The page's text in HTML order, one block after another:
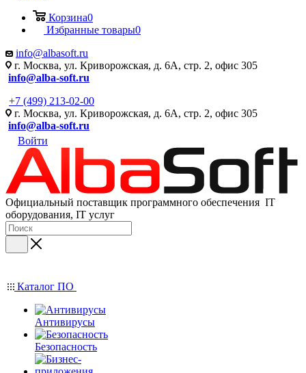
Корзина0
Избранные товары0
info@albasoft.ru
г. Москва, ул. Криворожская, д. 6А, стр. 2, офис 305
info@alba-soft.ru
+7 (499) 213-02-00
г. Москва, ул. Криворожская, д. 6А, стр. 2, офис 305
info@alba-soft.ru
Войти
Официальный поставщик программного обеспечения IT
оборудования, IT услуг
Каталог ПО
Антивирусы
Безопасность